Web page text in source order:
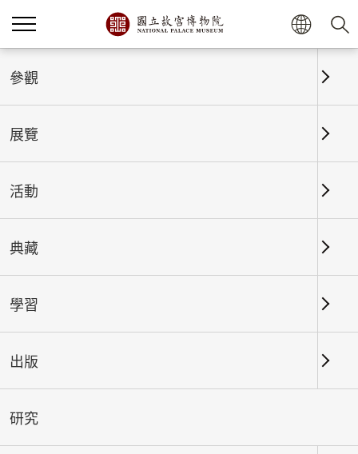
首頁
當期展覽
南部院區及其他地點
總筆數：
#書法
#繪畫 #陶瓷 #玉器 #銅器 #
參觀
展覽
活動
典藏
學習
出版
研究